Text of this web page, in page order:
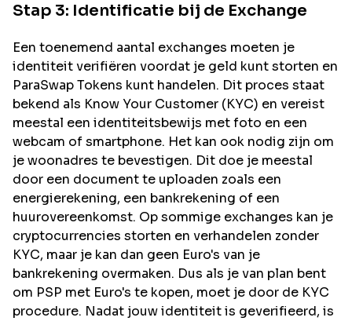
Stap 3: Identificatie bij de Exchange
Een toenemend aantal exchanges moeten je
identiteit verifiëren voordat je geld kunt storten en
ParaSwapTokens kunt handelen. Dit proces staat
bekend als Know Your Customer (KYC) en vereist
meestal een identiteitsbewijs met foto en een
webcam of smartphone. Het kan ook nodig zijn om
je woonadres te bevestigen. Dit doe je meestal
door een document te uploaden zoals een
energierekening, een bankrekening of een
huurovereenkomst. Op sommige exchanges kan je
cryptocurrencies storten en verhandelen zonder
KYC, maar je kan dan geen Euro's van je
bankrekening overmaken. Dus als je van plan bent
om PSP met Euro's te kopen, moet je door de KYC
procedure. Nadat jouw identiteit is geverifieerd, is